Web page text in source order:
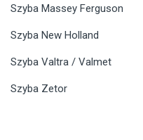
Szyba Massey Ferguson
Szyba New Holland
Szyba Valtra / Valmet
Szyba Zetor